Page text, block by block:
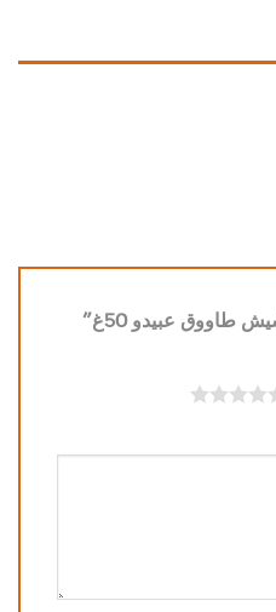
طاووق عبيدو 50غ”